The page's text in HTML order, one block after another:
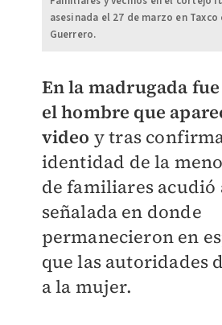
asesinada el 27 de marzo en
Guerrero.
En la madrugada
el hombre que
video y tras
identidad de la
de familiares acudió
señalada en donde
permanecieron en
que las autoridades
a la mujer.